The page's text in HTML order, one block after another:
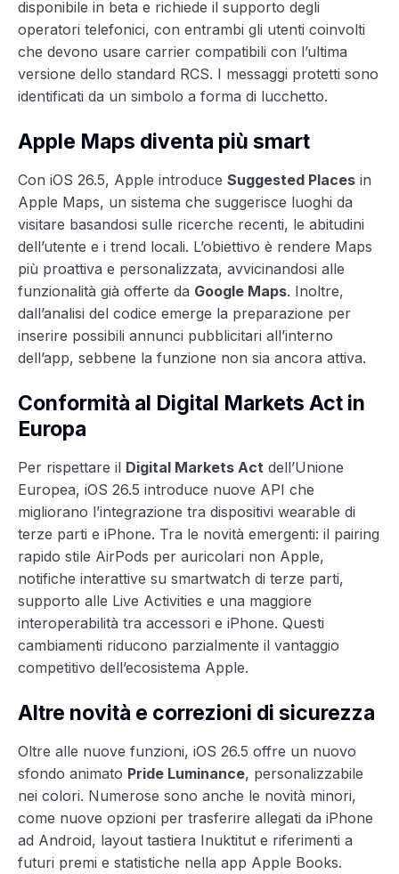
disponibile in beta e richiede il supporto degli
operatori telefonici, con entrambi gli utenti coinvolti
che devono usare carrier compatibili con l’ultima
versione dello standard RCS. I messaggi protetti sono
identificati da un simbolo a forma di lucchetto.
Apple Maps diventa più smart
Con iOS 26.5, Apple introduce Suggested Places in
Apple Maps, un sistema che suggerisce luoghi da
visitare basandosi sulle ricerche recenti, le abitudini
dell’utente e i trend locali. L’obiettivo è rendere Maps
più proattiva e personalizzata, avvicinandosi alle
funzionalità già offerte da Google Maps. Inoltre,
dall’analisi del codice emerge la preparazione per
inserire possibili annunci pubblicitari all’interno
dell’app, sebbene la funzione non sia ancora attiva.
Conformità al Digital Markets Act in
Europa
Per rispettare il Digital Markets Act dell’Unione
Europea, iOS 26.5 introduce nuove API che
migliorano l’integrazione tra dispositivi wearable di
terze parti e iPhone. Tra le novità emergenti: il pairing
rapido stile AirPods per auricolari non Apple,
notifiche interattive su smartwatch di terze parti,
supporto alle Live Activities e una maggiore
interoperabilità tra accessori e iPhone. Questi
cambiamenti riducono parzialmente il vantaggio
competitivo dell’ecosistema Apple.
Altre novità e correzioni di sicurezza
Oltre alle nuove funzioni, iOS 26.5 offre un nuovo
sfondo animato Pride Luminance, personalizzabile
nei colori. Numerose sono anche le novità minori,
come nuove opzioni per trasferire allegati da iPhone
ad Android, layout tastiera Inuktitut e riferimenti a
futuri premi e statistiche nella app Apple Books.